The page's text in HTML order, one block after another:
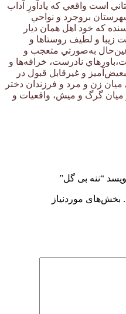
است واقعي كه يادآورِ آداب
بروجرد و نواحي
كه خود اهل همان ديار
زيبا و لطيف روستاها و
به‌صورتي متعجب و
نادرست، خرافه‌ها و
و غيرقابل قبول در
زن و مرد و فرزندان دختر
ميان گرگ و ميش، واقعيات و
“ننه بی گل”
بخش‌های موردنیاز